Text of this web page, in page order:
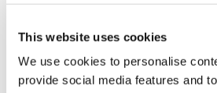
This website uses cookies
We use cookies to personalise
provide social media features and
2. Pligt
到高科技植物